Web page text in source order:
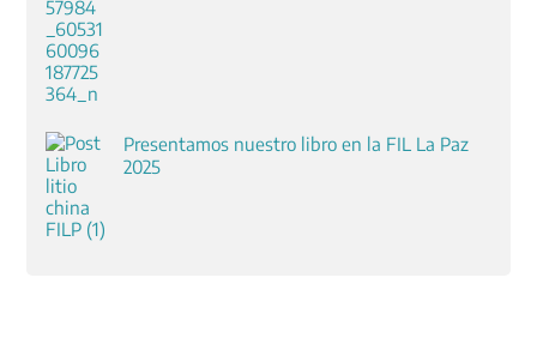
Presentamos nuestro libro en la FIL La Paz
2025